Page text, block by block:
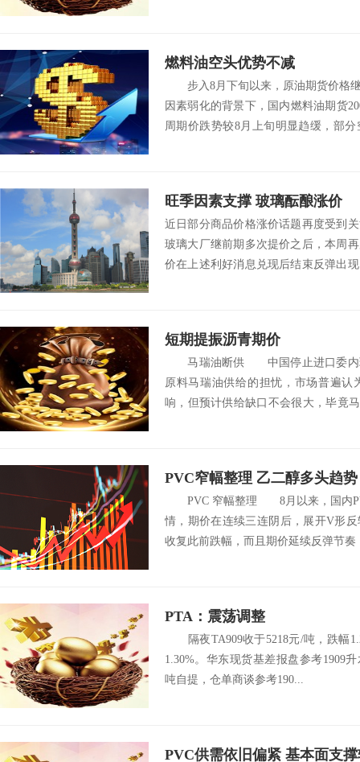
燃料油空头优势不减
步入8月下旬以来，原油期货价格继
因素弱化的背景下，国内燃料油期货
周期价跌势较8月上旬明显趋缓，部
旺季因素支撑 玻璃酝酿涨价
近日部分商品价格涨价话题再度受到
玻璃大厂继前期多次提价之后，本周
价在上述利好消息兑现后结束反弹出
短期提振沥青期价
马瑞油断供 中国停止进口委内瑞
原料马瑞油供给的担忧，市场普遍认
响，但预计供给缺口不会很大，毕竟
PVC窄幅整理 乙二醇多头趋势
PVC 窄幅整理 8月以来，国内
情，期价在连续三连阴后，展开V形
收复此前跌幅，而且期价延续反弹节
PTA：震荡调整
隔夜TA909收于5218元/吨，跌幅
1.30%。华东现货基差报盘参考1909
吨自提，仓单商谈参考190...
PVC供需依旧偏紧 基本面支